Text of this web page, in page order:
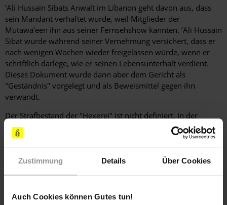
Zustimmung Details Über Cookies
Auch Cookies können Gutes tun!
’Ali Hussain Sibats Anwalt im Libanon geht davon aus, dass
sein Mandant verhaftet wurde, weil Mitglieder der
Mutawa’een ihn aus seiner Fernsehshow kannten. ’Ali Hussain
Sibat wurde während seiner Vernehmung versichert, dass er
nach wenigen Wochen wieder freigelassen würde, wenn er
schriftlich darlege, wie er seinen Lebensunterhalt verdient.
Dieses Dokument wurde dann aber dem Gericht als
"Geständnis" vorgelegt und als Beweismittel gegen ihn
verwandt.
Der Strafbestand der "Hexerei" ist nicht definiert. In der
Vergangenheit wurde er häufig missbraucht, um Menschen
für die legitime Wahrnehmung ihrer Menschenrechte auf
Meinungs-, Gedanken-, Gewissens-, Glaubens- und
Religionsfreiheit zu bestrafen. Die Kriminalisierung der
Religionsfreiheit unvereinbar.